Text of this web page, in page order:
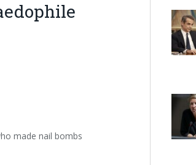
made nail bombs